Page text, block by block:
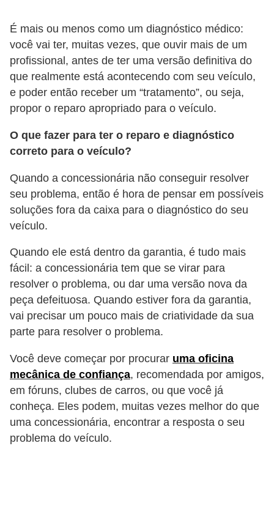
É mais ou menos como um diagnóstico médico:
você vai ter, muitas vezes, que ouvir mais de um
profissional, antes de ter uma versão definitiva do
que realmente está acontecendo com seu veículo,
e poder então receber um “tratamento”, ou seja,
propor o reparo apropriado para o veículo.
O que fazer para ter o reparo e diagnóstico
correto para o veículo?
Quando a concessionária não conseguir resolver
seu problema, então é hora de pensar em possíveis
soluções fora da caixa para o diagnóstico do seu
veículo.
Quando ele está dentro da garantia, é tudo mais
fácil: a concessionária tem que se virar para
resolver o problema, ou dar uma versão nova da
peça defeituosa. Quando estiver fora da garantia,
vai precisar um pouco mais de criatividade da sua
parte para resolver o problema.
Você deve começar por procurar uma oficina
mecânica de confiança, recomendada por amigos,
em fóruns, clubes de carros, ou que você já
conheça. Eles podem, muitas vezes melhor do que
uma concessionária, encontrar a resposta o seu
problema do veículo.
t
o
m
t
v
a
s
L
e
s
e
r
â
s
t
o
M